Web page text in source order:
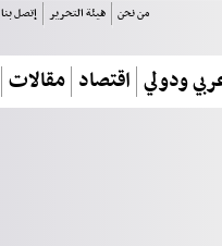
من نحن هيئة التحرير إتصل بنا
ودولي اقتصاد مقالات